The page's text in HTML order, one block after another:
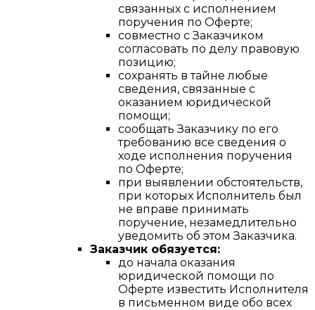
связанных с исполнением
поручения по Оферте;
совместно с Заказчиком
согласовать по делу правовую
позицию;
сохранять в тайне любые
сведения, связанные с
оказанием юридической
помощи;
сообщать Заказчику по его
требованию все сведения о
ходе исполнения поручения
по Оферте;
при выявлении обстоятельств,
при которых Исполнитель был
не вправе принимать
поручение, незамедлительно
уведомить об этом Заказчика.
Заказчик обязуется:
до начала оказания
юридической помощи по
Оферте известить Исполнителя
в письменном виде обо всех